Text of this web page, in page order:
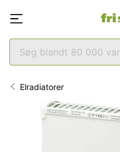
Elradiatorer